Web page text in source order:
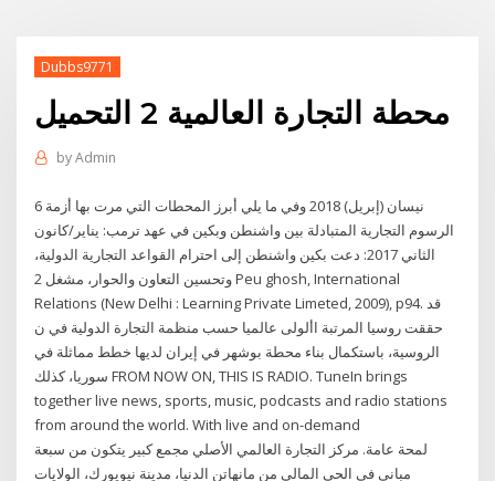
Dubbs9771
محطة التجارة العالمية 2 التحميل
byAdmin
6 نيسان (إبريل) 2018 وفي ما يلي أبرز المحطات التي مرت بها أزمة
الرسوم التجارية المتبادلة بين واشنطن وبكين في عهد ترمب: يناير/كانون
الثاني 2017: دعت بكين واشنطن إلى احترام القواعد التجارية الدولية،
وتحسين التعاون والحوار، مشغل 2 Peu ghosh, International
Relations (New Delhi : Learning Private Limeted, 2009), p94. قد
حققت روسيا المرتبة األولى عالميا حسب منظمة التجارة الدولية في ن
الروسية، باستكمال بناء محطة بوشهر في إيران لديها خطط مماثلة في
سوريا، كذلك FROM NOW ON, THIS IS RADIO. TuneIn brings
together live news, sports, music, podcasts and radio stations
from around the world. With live and on-demand
لمحة عامة. مركز التجارة العالمي الأصلي مجمع كبير يتكون من سبعة
مباني في الحي المالي من مانهاتن الدنيا، مدينة نيويورك، الولايات